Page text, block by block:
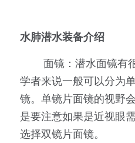
水肺潜水装备介绍
学者来说一般可以分为
镜。单镜片面镜的视野
是要注意如果是近视眼
选择双镜片面镜。